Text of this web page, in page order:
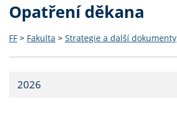
Opatření děkana
FF > Fakulta > Strategie a další dokumenty
2026